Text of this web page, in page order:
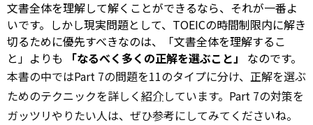
文書全体を理解して解くことができるなら、それが一番よ
いです。しかし現実問題として、TOEICの時間制限内に解き
切るために優先すべきなのは、「文書全体を理解するこ
と」よりも
「なるべく多くの正解を選ぶこと」
なのです。
本書の中ではPart 7の問題を11のタイプに分け、正解を選ぶ
ためのテクニックを詳しく紹介しています。Part 7の対策を
ガッツリやりたい人は、ぜひ参考にしてみてくださいね。